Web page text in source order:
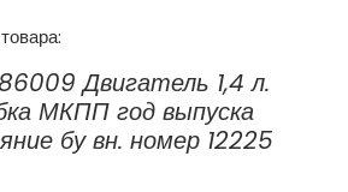
Двигатель 1,4 л.
МКПП год выпуска
бу вн. номер 12225